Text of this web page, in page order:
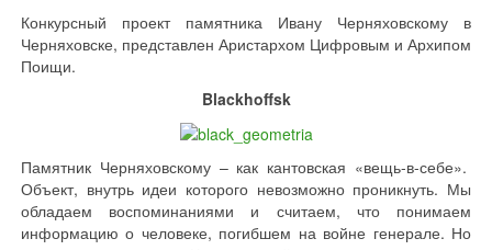
Конкурсный проект памятника Ивану Черняховскому в
Черняховске, представлен Аристархом Цифровым и Архипом
Поищи.
Blackhoffsk
Памятник Черняховскому – как кантовская «вещь-в-себе».
Объект, внутрь идеи которого невозможно проникнуть. Мы
обладаем воспоминаниями и считаем, что понимаем
информацию о человеке, погибшем на войне генерале. Но